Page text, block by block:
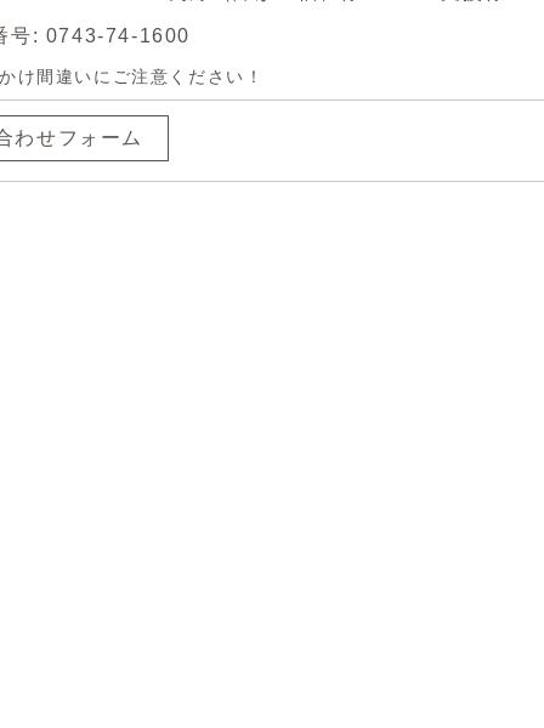
号: 0743-74-1600
け間違いにご注意ください！
わせフォーム